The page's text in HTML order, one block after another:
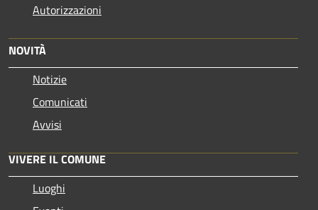
Autorizzazioni
NOVITÀ
Notizie
Comunicati
Avvisi
VIVERE IL COMUNE
Luoghi